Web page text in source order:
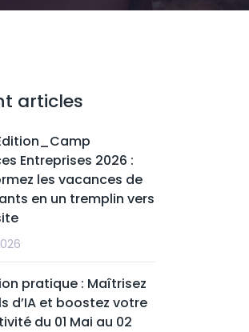
articles
Entreprises 2026 :
les vacances de
en un tremplin vers
pratique : Maîtrisez
d’IA et boostez votre
du 01 Mai au 02